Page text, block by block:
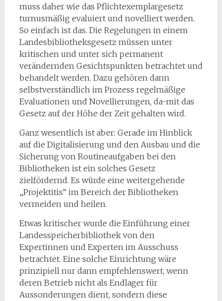
muss daher wie das Pflichtexemplargesetz
turnusmäßig evaluiert und novelliert werden.
So einfach ist das. Die Regelungen in einem
Landesbibliotheksgesetz müssen unter
kritischen und unter sich permanent
verändernden Gesichtspunkten betrachtet und
behandelt werden. Dazu gehören dann
selbstverständlich im Prozess regelmäßige
Evaluationen und Novellierungen, da-mit das
Gesetz auf der Höhe der Zeit gehalten wird.
Ganz wesentlich ist aber: Gerade im Hinblick
auf die Digitalisierung und den Ausbau und die
Sicherung von Routineaufgaben bei den
Bibliotheken ist ein solches Gesetz
zielfördernd. Es würde eine weitergehende
„Projektitis“ im Bereich der Bibliotheken
vermeiden und heilen.
Etwas kritischer wurde die Einführung einer
Landesspeicherbibliothek von den
Expertinnen und Experten im Ausschuss
betrachtet. Eine solche Einrichtung wäre
prinzipiell nur dann empfehlenswert, wenn
deren Betrieb nicht als Endlager für
Aussonderungen dient, sondern diese